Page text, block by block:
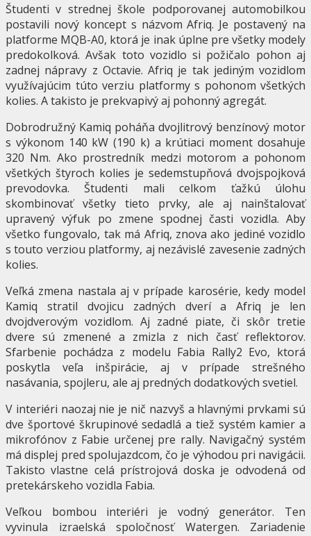
Študenti v strednej škole podporovanej automobilkou
postavili nový koncept s názvom Afriq. Je postavený na
platforme MQB-A0, ktorá je inak úplne pre všetky modely
predokolková. Avšak toto vozidlo si požičalo pohon aj
zadnej nápravy z Octavie. Afriq je tak jediným vozidlom
využívajúcim túto verziu platformy s pohonom všetkých
kolies. A takisto je prekvapivý aj pohonný agregát.
Dobrodružný Kamiq poháňa dvojlitrový benzínový motor
s výkonom 140 kW (190 k) a krútiaci moment dosahuje
320 Nm. Ako prostredník medzi motorom a pohonom
všetkých štyroch kolies je sedemstupňová dvojspojková
prevodovka. Študenti mali celkom ťažkú úlohu
skombinovať všetky tieto prvky, ale aj nainštalovať
upravený výfuk po zmene spodnej časti vozidla. Aby
všetko fungovalo, tak má Afriq, znova ako jediné vozidlo
s touto verziou platformy, aj nezávislé zavesenie zadných
kolies.
Veľká zmena nastala aj v prípade karosérie, kedy model
Kamiq stratil dvojicu zadných dverí a Afriq je len
dvojdverovým vozidlom. Aj zadné piate, či skôr tretie
dvere sú zmenené a zmizla z nich časť reflektorov.
Sfarbenie pochádza z modelu Fabia Rally2 Evo, ktorá
poskytla veľa inšpirácie, aj v prípade strešného
nasávania, spojleru, ale aj predných dodatkových svetiel.
V interiéri naozaj nie je nič nazvyš a hlavnými prvkami sú
dve športové škrupinové sedadlá a tiež systém kamier a
mikrofónov z Fabie určenej pre rally. Navigačný systém
má displej pred spolujazdcom, čo je výhodou pri navigácii.
Takisto vlastne celá prístrojová doska je odvodená od
pretekárskeho vozidla Fabia.
Veľkou bombou interiéri je vodný generátor. Ten
vyvinula izraelská spoločnosť Watergen. Zariadenie